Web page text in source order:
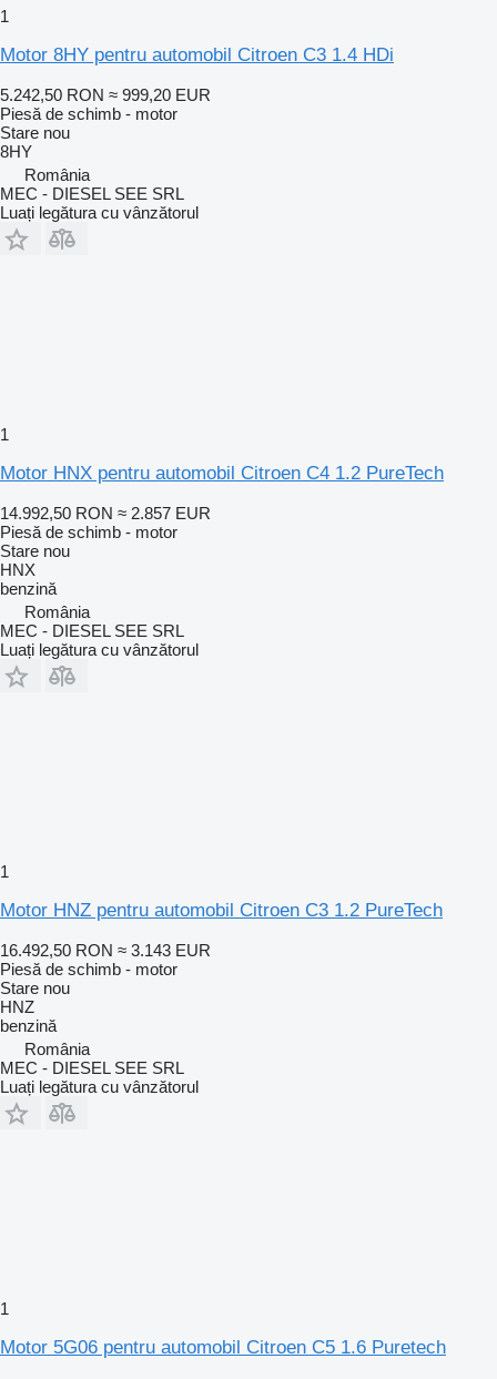
1
Motor 8HY pentru automobil Citroen C3 1.4 HDi
5.242,50 RON ≈ 999,20 EUR
Piesă de schimb - motor
Stare nou
8HY
România
MEC - DIESEL SEE SRL
Luați legătura cu vânzătorul
1
Motor HNX pentru automobil Citroen C4 1.2 PureTech
14.992,50 RON ≈ 2.857 EUR
Piesă de schimb - motor
Stare nou
HNX
benzină
România
MEC - DIESEL SEE SRL
Luați legătura cu vânzătorul
1
Motor HNZ pentru automobil Citroen C3 1.2 PureTech
16.492,50 RON ≈ 3.143 EUR
Piesă de schimb - motor
Stare nou
HNZ
benzină
România
MEC - DIESEL SEE SRL
Luați legătura cu vânzătorul
1
Motor 5G06 pentru automobil Citroen C5 1.6 Puretech